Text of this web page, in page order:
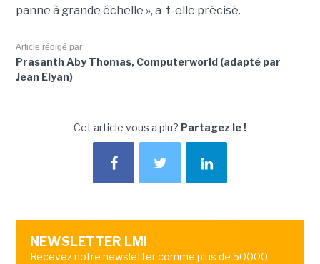
panne à grande échelle », a-t-elle précisé.
Article rédigé par
Prasanth Aby Thomas, Computerworld (adapté par
Jean Elyan)
Cet article vous a plu? Partagez le !
NEWSLETTER LMI
Recevez notre newsletter comme plus de 50000